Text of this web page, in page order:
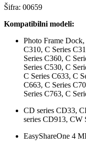
Šifra: 00659
Kompatibilni modeli:
Photo Frame
C310, C Series
Series C360, C
Series C530, C
C Series C633, C
C663, C Series
Series C763, C
CD series CD33,
series CD913, CW
EasyShareOne 4